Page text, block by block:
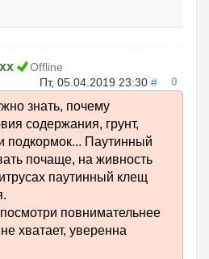
Offline
Пт, 05.04.2019 23:30 # 0
знать, почему
содержания, грунт,
подкормок... Паутинный
почаще, на живность
паутинный клещ
повнимательнее
хватает, уверенна